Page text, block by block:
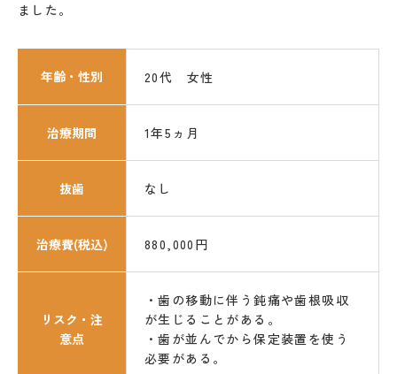
ました。
年齢・性別 20代 女性
治療期間 1年5ヵ月
抜歯 なし
治療費(税込) 880,000円
リスク・注
意点
・歯の移動に伴う鈍痛や歯根吸収
が生じることがある。
・歯が並んでから保定装置を使う
必要がある。